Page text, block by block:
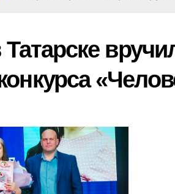
Татарске